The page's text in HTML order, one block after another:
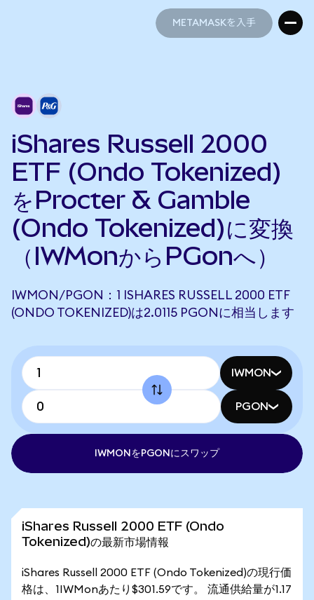
METAMASKを入手
iShares Russell 2000
ETF (Ondo Tokenized)
をProcter & Gamble
(Ondo Tokenized)に変換
（IWMonからPGonへ）
IWMON/PGON：1 ISHARES RUSSELL 2000 ETF
(ONDO TOKENIZED)は2.0115 PGONに相当します
IWMON
PGON
IWMONをPGONにスワップ
iShares Russell 2000 ETF (Ondo
Tokenized)の最新市場情報
iShares Russell 2000 ETF (Ondo Tokenized)の現行価
格は、1IWMonあたり$301.59です。 流通供給量が1.17